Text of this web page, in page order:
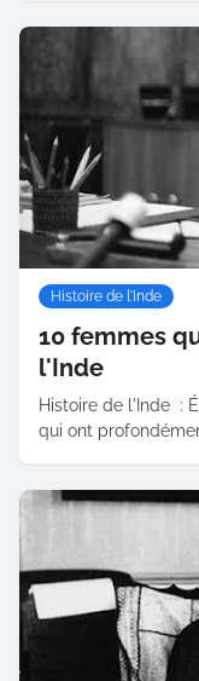
Histoire de l'Inde
10 femmes
l'Inde
Histoire de l'Inde :
qui ont